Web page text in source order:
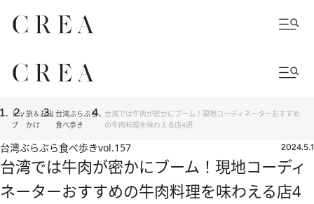
トッ
プ
旅＆お出
かけ
台湾ぶらぶら
食べ歩き
台湾では牛肉が密かにブーム！現地コーディネーターおすすめ
の牛肉料理を味わえる店4選
台湾ぶらぶら食べ歩きvol.157 2024.5.1
台湾では牛肉が密かにブーム！現地コーディ
ネーターおすすめの牛肉料理を味わえる店4